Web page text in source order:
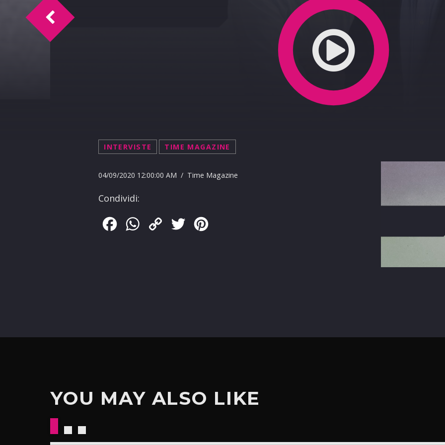
INTERVISTE TIME MAGAZINE
04/09/2020 12:00:00 AM / Time Magazine
Condividi:
FacebookWhatsApp
Copy
Twitter
TM intervista Nicolò Romano 04-09-2020
YOU MAY ALSO LIKE